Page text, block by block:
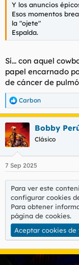
Y los anuncios
Esos momentos
la "ojete"
Espalda.
Sí... con aquel
papel encarnado
de cáncer de
R
e
a
c
c
i
e
Carbon
Bobby
Clásico
7 Sep 2025
Para ver este
configurar cookies
Para obtener
página de cookies.
Aceptar cookies de